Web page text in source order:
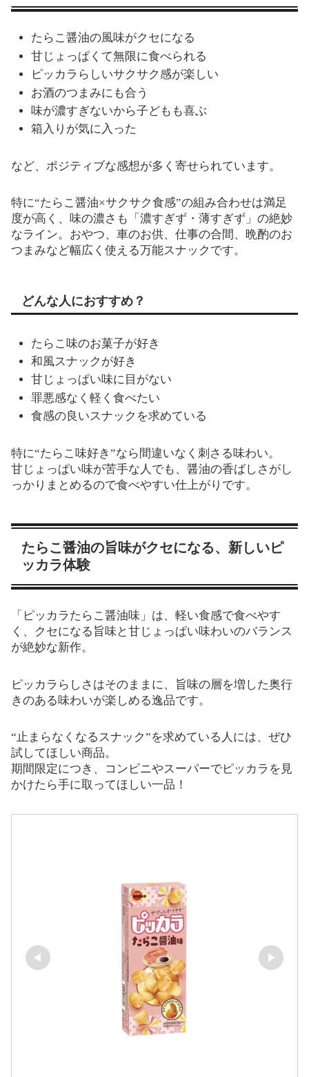
たらこ醤油の風味がクセになる
甘じょっぱくて無限に食べられる
ピッカラらしいサクサク感が楽しい
お酒のつまみにも合う
味が濃すぎないから子どもも喜ぶ
箱入りが気に入った
など、ポジティブな感想が多く寄せられています。
特に“たらこ醤油×サクサク食感”の組み合わせは満足
度が高く、味の濃さも「濃すぎず・薄すぎず」の絶妙
なライン。おやつ、車のお供、仕事の合間、晩酌のお
つまみなど幅広く使える万能スナックです。
どんな人におすすめ？
たらこ味のお菓子が好き
和風スナックが好き
甘じょっぱい味に目がない
罪悪感なく軽く食べたい
食感の良いスナックを求めている
特に“たらこ味好き”なら間違いなく刺さる味わい。
甘じょっぱい味が苦手な人でも、醤油の香ばしさがし
っかりまとめるので食べやすい仕上がりです。
たらこ醤油の旨味がクセになる、新しいピ
ッカラ体験
「ピッカラたらこ醤油味」は、軽い食感で食べやす
く、クセになる旨味と甘じょっぱい味わいのバランス
が絶妙な新作。
ピッカラらしさはそのままに、旨味の層を増した奥行
きのある味わいが楽しめる逸品です。
“止まらなくなるスナック”を求めている人には、ぜひ
試してほしい商品。
期間限定につき、コンビニやスーパーでピッカラを見
かけたら手に取ってほしい一品！